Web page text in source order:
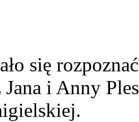
się
i Anny